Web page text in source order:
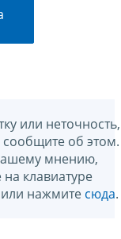
или неточность,
об этом.
мнению,
клавиатуре
нажмите сюда.